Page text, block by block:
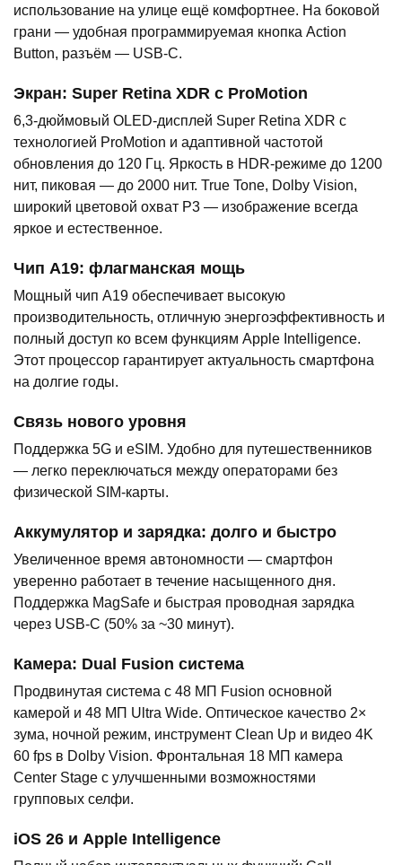
использование на улице ещё комфортнее. На боковой
грани — удобная программируемая кнопка Action
Button, разъём — USB-C.
Экран: Super Retina XDR с ProMotion
6,3-дюймовый OLED-дисплей Super Retina XDR с
технологией ProMotion и адаптивной частотой
обновления до 120 Гц. Яркость в HDR-режиме до 1200
нит, пиковая — до 2000 нит. True Tone, Dolby Vision,
широкий цветовой охват P3 — изображение всегда
яркое и естественное.
Чип A19: флагманская мощь
Мощный чип A19 обеспечивает высокую
производительность, отличную энергоэффективность и
полный доступ ко всем функциям Apple Intelligence.
Этот процессор гарантирует актуальность смартфона
на долгие годы.
Связь нового уровня
Поддержка 5G и eSIM. Удобно для путешественников
— легко переключаться между операторами без
физической SIM-карты.
Аккумулятор и зарядка: долго и быстро
Увеличенное время автономности — смартфон
уверенно работает в течение насыщенного дня.
Поддержка MagSafe и быстрая проводная зарядка
через USB-C (50% за ~30 минут).
Камера: Dual Fusion система
Продвинутая система с 48 МП Fusion основной
камерой и 48 МП Ultra Wide. Оптическое качество 2×
зума, ночной режим, инструмент Clean Up и видео 4K
60 fps в Dolby Vision. Фронтальная 18 МП камера
Center Stage с улучшенными возможностями
групповых селфи.
iOS 26 и Apple Intelligence